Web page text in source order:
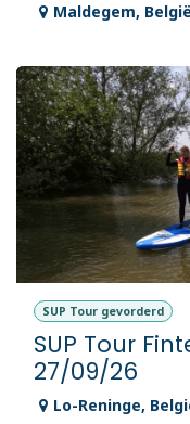
Maldegem, België
SUP Tour gevorderd
SUP Tour
27/09/26
Lo-Reninge,